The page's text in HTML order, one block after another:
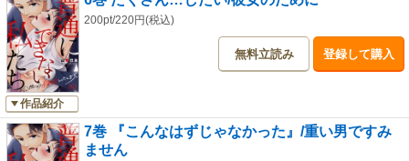
作品紹介
200pt/220円(税込)
無料立読み 登録して購入
7巻 『こんなはずじゃなかった』/重い男ですみ
ません